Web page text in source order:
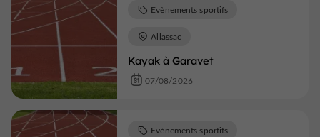
Kayak à Garavet
Evènements sportifs
Allassac
07/08/2026
Evènements sportifs